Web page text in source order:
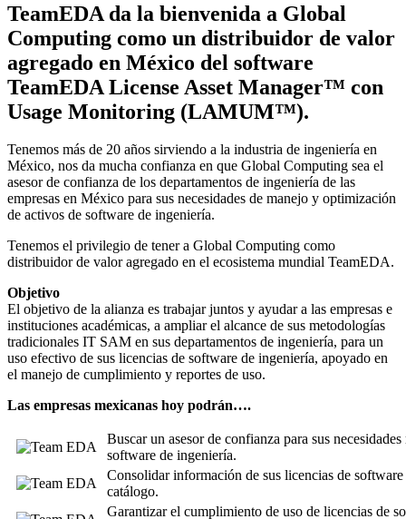
TeamEDA da la bienvenida a Global
Computing como un distribuidor de valor
agregado en México del software
TeamEDA License Asset Manager™ con
Usage Monitoring (LAMUM™).
Tenemos más de 20 años sirviendo a la industria de ingeniería en
México, nos da mucha confianza en que Global Computing sea el
asesor de confianza de los departamentos de ingeniería de las
empresas en México para sus necesidades de manejo y optimización
de activos de software de ingeniería.
Tenemos el privilegio de tener a Global Computing como
distribuidor de valor agregado en el ecosistema mundial TeamEDA.
Objetivo
El objetivo de la alianza es trabajar juntos y ayudar a las empresas e
instituciones académicas, a ampliar el alcance de sus metodologías
tradicionales IT SAM en sus departamentos de ingeniería, para un
uso efectivo de sus licencias de software de ingeniería, apoyado en
el manejo de cumplimiento y reportes de uso.
Las empresas mexicanas hoy podrán….
Buscar un asesor de confianza para sus
software de ingeniería.
Consolidar información de sus licencias de
catálogo.
Garantizar el cumplimiento de uso de licencias de